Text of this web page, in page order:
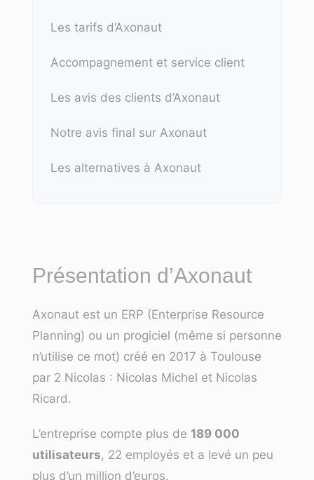
Les tarifs d’Axonaut
Accompagnement et service client
Les avis des clients d’Axonaut
Notre avis final sur Axonaut
Les alternatives à Axonaut
Présentation d’Axonaut
Axonaut est un ERP (Enterprise Resource
Planning) ou un progiciel (même si personne
n’utilise ce mot) créé en 2017 à Toulouse
par 2 Nicolas : Nicolas Michel et Nicolas
Ricard.
L’entreprise compte plus de 189 000
utilisateurs, 22 employés et a levé un peu
plus d’un million d’euros.